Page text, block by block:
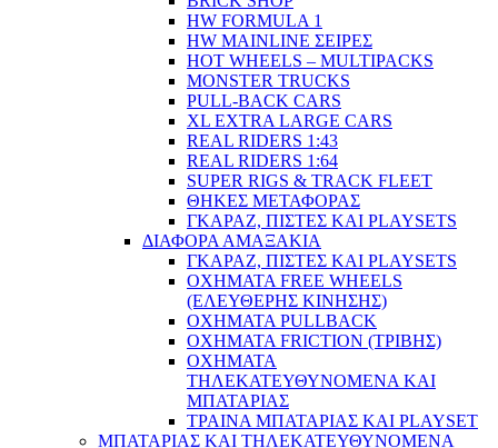
HW FORMULA 1
HW MAINLINE ΣΕΙΡΕΣ
HOT WHEELS – MULTIPACKS
MONSTER TRUCKS
PULL-BACK CARS
XL EXTRA LARGE CARS
REAL RIDERS 1:43
REAL RIDERS 1:64
SUPER RIGS & TRACK FLEET
ΘΗΚΕΣ ΜΕΤΑΦΟΡΑΣ
ΓΚΑΡΑΖ, ΠΙΣΤΕΣ ΚΑΙ PLAYSETS
ΔΙΑΦΟΡΑ ΑΜΑΞΑΚΙΑ
ΓΚΑΡΑΖ, ΠΙΣΤΕΣ ΚΑΙ PLAYSETS
ΟΧΗΜΑΤΑ FREE WHEELS
(ΕΛΕΥΘΕΡΗΣ ΚΙΝΗΣΗΣ)
ΟΧΗΜΑΤΑ PULLBACK
ΟΧΗΜΑΤΑ FRICTION (ΤΡΙΒΗΣ)
ΟΧΗΜΑΤΑ
ΤΗΛΕΚΑΤΕΥΘΥΝΟΜΕΝΑ ΚΑΙ
ΜΠΑΤΑΡΙΑΣ
ΤΡΑΙΝΑ ΜΠΑΤΑΡΙΑΣ ΚΑΙ PLAYSET
ΜΠΑΤΑΡΙΑΣ ΚΑΙ ΤΗΛΕΚΑΤΕΥΘΥΝΟΜΕΝΑ